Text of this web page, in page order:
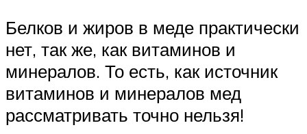
Белков и жиров в меде практически
нет, так же, как витаминов и
минералов. То есть, как источник
витаминов и минералов мед
рассматривать точно нельзя!